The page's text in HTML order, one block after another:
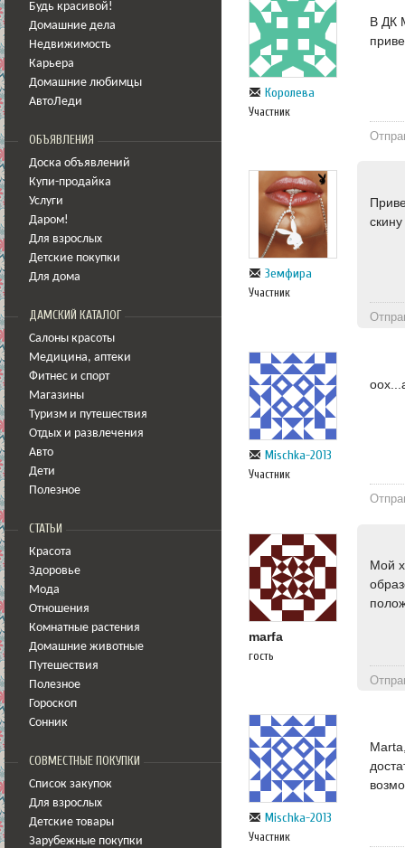
Будь красивой!
Домашние дела
Недвижимость
Карьера
Домашние любимцы
АвтоЛеди
ОБЪЯВЛЕНИЯ
Доска объявлений
Купи-продайка
Услуги
Даром!
Для взрослых
Детские покупки
Для дома
ДАМСКИЙ КАТАЛОГ
Салоны красоты
Медицина, аптеки
Фитнес и спорт
Магазины
Туризм и путешествия
Отдых и развлечения
Авто
Дети
Полезное
СТАТЬИ
Красота
Здоровье
Мода
Отношения
Комнатные растения
Домашние животные
Путешествия
Полезное
Гороскоп
Сонник
СОВМЕСТНЫЕ ПОКУПКИ
Список закупок
Для взрослых
Детские товары
Зарубежные покупки
Королева
Участник
В ДК
Земфира
Участник
Mischka-2013
Участник
marfa
гость
Мой
Mischka-2013
Участник